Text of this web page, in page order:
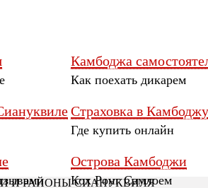
Камбоджа
Как поехать дикарем
Страховка в Камбоджу
Где купить онлайн
Острова Камбоджи
Кох Ронг Самлоем
И РАЙОНЫ СИАНУКВИЛЯ